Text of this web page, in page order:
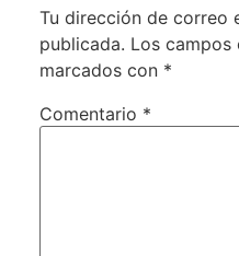
Tu dirección de correo
publicada. Los
marcados con *
Comentario *